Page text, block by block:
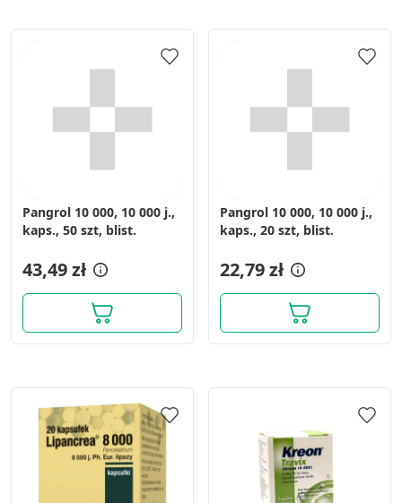
Pangrol 10 000, 10 000 j.,
kaps., 50 szt, blist.
43,49 zł
Pangrol 10 000, 10 000 j.,
kaps., 20 szt, blist.
22,79 zł